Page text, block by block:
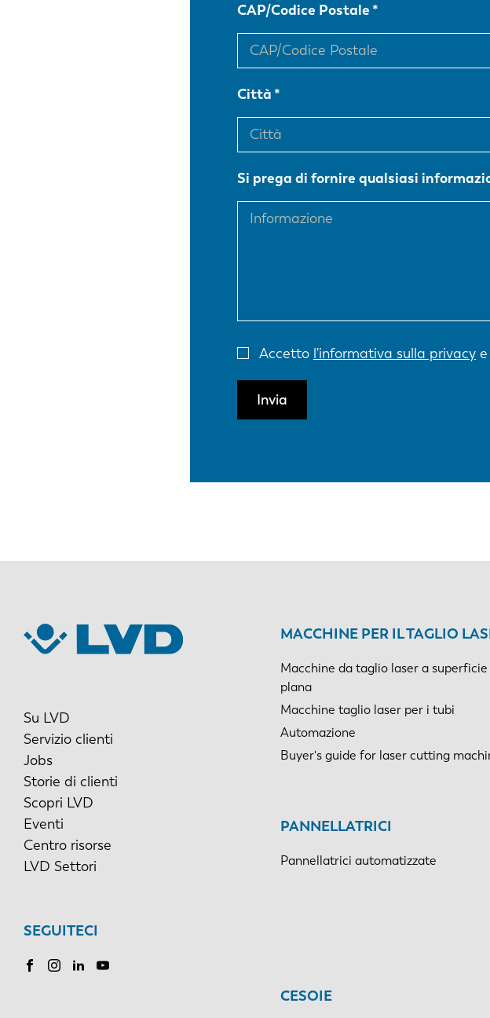
CAP/Codice Postale
Città
Si prega di fornire qualsiasi
Accetto l'informativa sulla privacye
Invia
Su LVD
Servizio clienti
Jobs
Storie di clienti
Scopri LVD
Eventi
Centro risorse
LVD Settori
SEGUITECI
MACCHINE PER IL TAGLIO
Macchine da taglio laser a superficie
plana
Macchine taglio laser per i tubi
Automazione
Buyer's guide for laser cutting
PANNELLATRICI
Pannellatrici automatizzate
CESOIE
EN